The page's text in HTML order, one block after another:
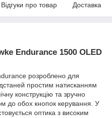
Відгуки про товар Доставка
Endurance 1500 OLED
розроблено для
простим натисканням
конструкцію та зручно
до обох кнопок керування. У
оптика з високим